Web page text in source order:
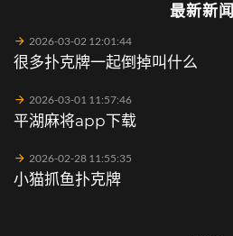
最新新闻
2026-03-02 12:01:44
很多扑克牌一起倒掉叫什么
2026-03-01 11:57:46
平湖麻将app下载
2026-02-28 11:55:35
小猫抓鱼扑克牌